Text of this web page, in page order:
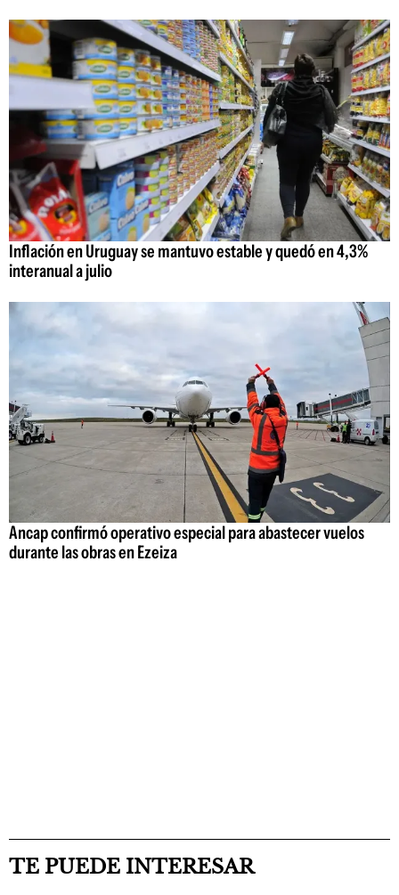
Inflación en Uruguay se mantuvo estable y quedó en 4,3%
interanual a julio
Ancap confirmó operativo especial para abastecer vuelos
durante las obras en Ezeiza
TE PUEDE INTERESAR